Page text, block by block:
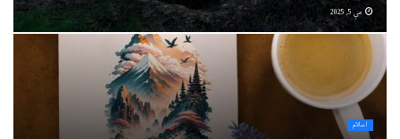
مې 5, 2025
اسلام